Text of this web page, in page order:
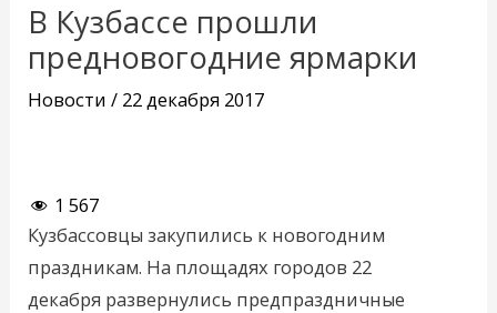
В Кузбассе прошли
предновогодние ярмарки
Новости / 22 декабря 2017
1 567
Кузбассовцы закупились к новогодним
праздникам. На площадях городов 22
декабря развернулись предпраздничные
записям